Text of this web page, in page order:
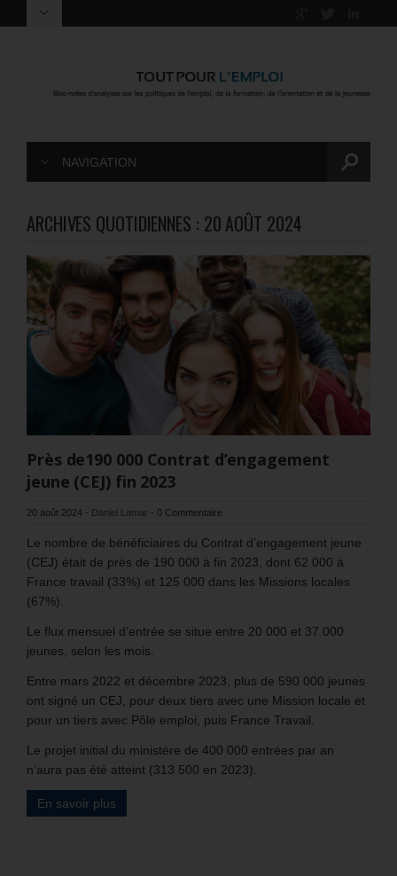
NAVIGATION
ARCHIVES QUOTIDIENNES : 20 AOÛT 2024
Près de190 000 Contrat d’engagement
jeune (CEJ) fin 2023
20 août 2024 - Daniel Lamar - 0 Commentaire
Le nombre de bénéficiaires du Contrat d’engagement jeune
(CEJ) était de près de 190 000 à fin 2023, dont 62 000 à
France travail (33%) et 125 000 dans les Missions locales
(67%).
Le flux mensuel d’entrée se situe entre 20 000 et 37 000
jeunes, selon les mois.
Entre mars 2022 et décembre 2023, plus de 590 000 jeunes
ont signé un CEJ, pour deux tiers avec une Mission locale et
pour un tiers avec Pôle emploi, puis France Travail.
Le projet initial du ministère de 400 000 entrées par an
n’aura pas été atteint (313 500 en 2023).
En savoir plus